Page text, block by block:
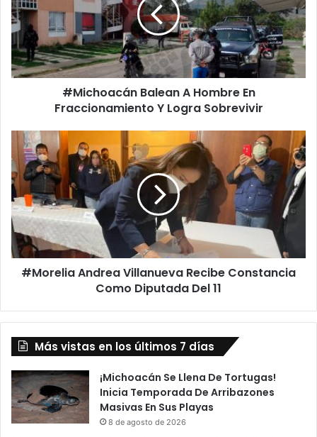
En
Fraccionamiento
Y
Logra
Sobrevivir
#Michoacán Balean A Hombre En
Fraccionamiento Y Logra Sobrevivir
#Morelia
Andrea
Villanueva
Recibe
Constancia
Como
Diputada
Del
11
#Morelia Andrea Villanueva Recibe Constancia
Como Diputada Del 11
Más vistas en los últimos 7 días
¡Michoacán Se Llena De Tortugas!
Inicia Temporada De Arribazones
Masivas En Sus Playas
8 de agosto de 2026